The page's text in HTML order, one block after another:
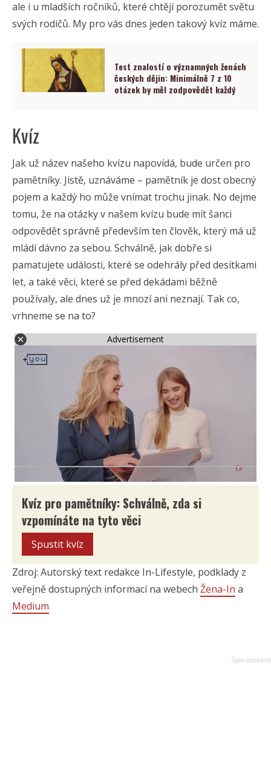
ale i u mladších ročníků, které chtějí porozumět světu
svých rodičů. My pro vás dnes jeden takový kvíz máme.
Test znalostí o významných ženách
českých dějin: Minimálně 7 z 10
otázek by měl zodpovědět každý
Kvíz
Jak už název našeho kvízu napovídá, bude určen pro
pamětníky. Jistě, uznáváme – pamětník je dost obecný
pojem a každý ho může vnímat trochu jinak. No dejme
tomu, že na otázky v našem kvízu bude mít šanci
odpovědět správně především ten člověk, který má už
mládí dávno za sebou. Schválně, jak dobře si
pamatujete události, které se odehrály před desítkami
let, a také věci, které se před dekádami běžně
používaly, ale dnes už je mnozí ani neznají. Tak co,
vrhneme se na to?
Advertisement
Kvíz pro pamětníky: Schválně, zda si
vzpomínáte na tyto věci
Spustit kvíz
Zdroj: Autorský text redakce In-Lifestyle, podklady z
veřejně dostupných informací na webech Žena-In a
Medium